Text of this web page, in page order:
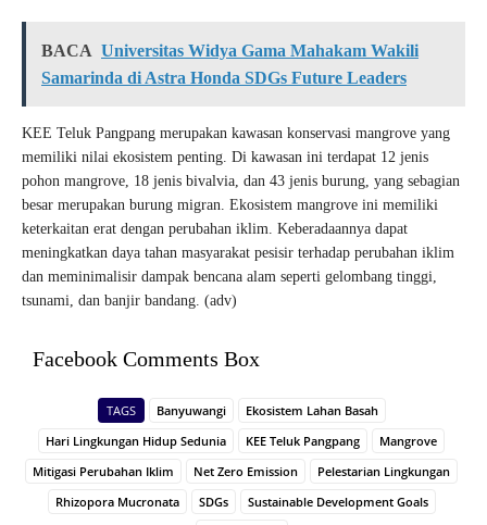
BACA Universitas Widya Gama Mahakam Wakili
Samarinda di Astra Honda SDGs Future Leaders
KEE Teluk Pangpang merupakan kawasan konservasi mangrove yang
memiliki nilai ekosistem penting. Di kawasan ini terdapat 12 jenis
pohon mangrove, 18 jenis bivalvia, dan 43 jenis burung, yang sebagian
besar merupakan burung migran. Ekosistem mangrove ini memiliki
keterkaitan erat dengan perubahan iklim. Keberadaannya dapat
meningkatkan daya tahan masyarakat pesisir terhadap perubahan iklim
dan meminimalisir dampak bencana alam seperti gelombang tinggi,
tsunami, dan banjir bandang. (adv)
Facebook Comments Box
TAGS Banyuwangi
Ekosistem Lahan Basah
Hari Lingkungan Hidup Sedunia
KEE Teluk Pangpang
Mangrove
Mitigasi Perubahan Iklim
Net Zero Emission
Pelestarian Lingkungan
Rhizopora Mucronata
SDGs
Sustainable Development Goals